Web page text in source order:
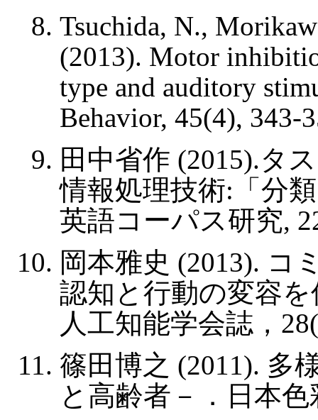
Tsuchida, N.,
(2013). Motor
type and auditory
Behavior, 45(4), 343-
田中省作 (2015).タ
情報処理技術:「分
英語コーパス研究,
岡本雅史 (2013). コ
認知と行動の変容
人工知能学会誌，
篠田博之 (2011). 多
と高齢者－．日本色